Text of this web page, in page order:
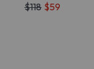
$118 $59